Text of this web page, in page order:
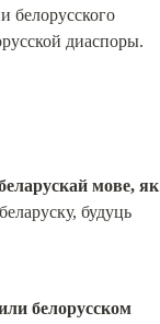
белорусского
диаспоры.
мове, як
будуць
белорусском